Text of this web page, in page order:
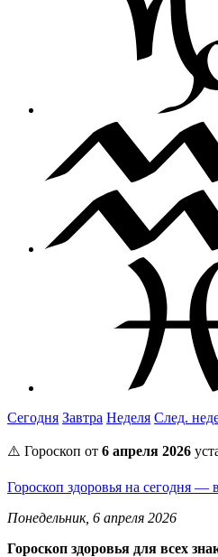
Сегодня Завтра Неделя След.
⚠️ Гороскоп от 6 апреля 2026
Гороскоп здоровья на сегодня —
Понедельник, 6 апреля 2026
Гороскоп здоровья для всех